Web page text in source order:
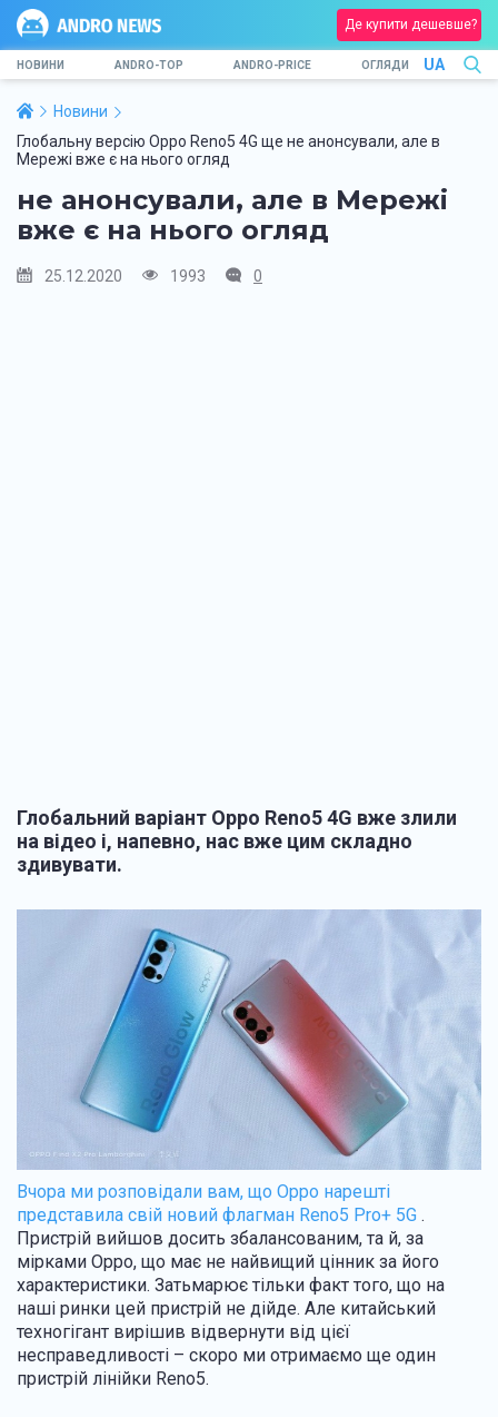
Де купити дешевше?
НОВИНИ ANDRO-TOP ANDRO-PRICE ОГЛЯДИ UA
Новини
Глобальну версію Oppo Reno5 4G ще не анонсували, але в
Мережі вже є на нього огляд
не анонсували, але в Мережі
вже є на нього огляд
25.12.2020 1993 0
Глобальний варіант Oppo Reno5 4G вже злили
на відео і, напевно, нас вже цим складно
здивувати.
Вчора ми розповідали вам, що Oppo нарешті
представила свій новий флагман Reno5 Pro+ 5G .
Пристрій вийшов досить збалансованим, та й, за
мірками Oppo, що має не найвищий цінник за його
характеристики. Затьмарює тільки факт того, що на
наші ринки цей пристрій не дійде. Але китайський
техногігант вирішив відвернути від цієї
несправедливості – скоро ми отримаємо ще один
пристрій лінійки Reno5.